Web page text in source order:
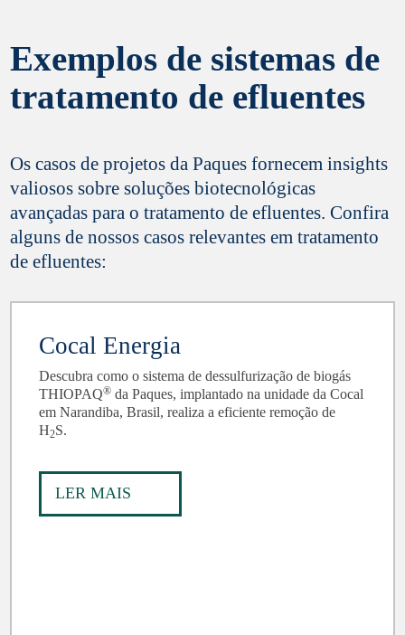
Sim, eu gostaria de me manter informado sobre
as últimas inovações e atualizações da Paques
Biotechnology. Sua privacidade é importante para
Enviar
Exemplos de sistemas de
tratamento de efluentes
Os casos de projetos da Paques fornecem insights
valiosos sobre soluções biotecnológicas
avançadas para o tratamento de efluentes. Confira
alguns de nossos casos relevantes em tratamento
de efluentes:
Cocal Energia
Descubra como o sistema de dessulfurização de biogás
THIOPAQ® da Paques, implantado na unidade da Cocal
em Narandiba, Brasil, realiza a eficiente remoção de
H2S.
LER MAIS